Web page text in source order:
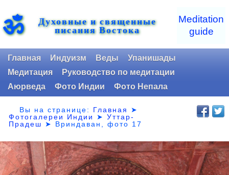
ॐ Духовные и священные
писания Востока
Meditation
guide
Главная Индуизм Веды
Упанишады
Медитация
Руководство по медитации
Аюрведа
Фото Индии Фото Непала
Вы на странице: Главная
➤
Фотогалереи Индии
➤Уттар-
Прадеш ➤ Вриндаван, фото 17